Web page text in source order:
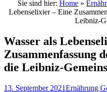
Sie sind hier: Home »
Lebenselixier – Eine
Leibniz-
Wasser als
Zusammenfassung
die Leibniz-
13. September 2021Ernährung